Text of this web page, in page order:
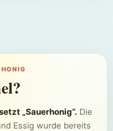
„Sauerhonig“. Die
Essig wurde bereits